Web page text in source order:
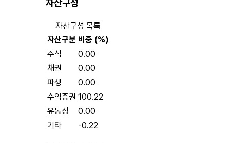
자산구성
자산구성 목록
자산구분 비중 (%)
주식
0.00
채권
0.00
파생
0.00
수익증권 100.22
유동성
0.00
기타
-0.22